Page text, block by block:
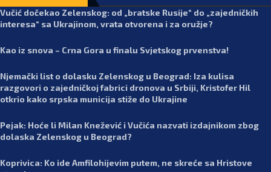
Vučić dočekao Zelenskog: od „bratske Rusije“ do „zajedničkih
interesa“ sa Ukrajinom, vrata otvorena i za oružje?
Kao iz snova – Crna Gora u finalu Svjetskog prvenstva!
Njemački list o dolasku Zelenskog u Beograd: Iza kulisa
razgovori o zajedničkoj fabrici dronova u Srbiji, Kristofer Hil
otkrio kako srpska municija stiže do Ukrajine
Pejak: Hoće li Milan Knežević i Vučića nazvati izdajnikom zbog
dolaska Zelenskog u Beograd?
Koprivica: Ko ide Amfilohijevim putem, ne skreće sa Hristove